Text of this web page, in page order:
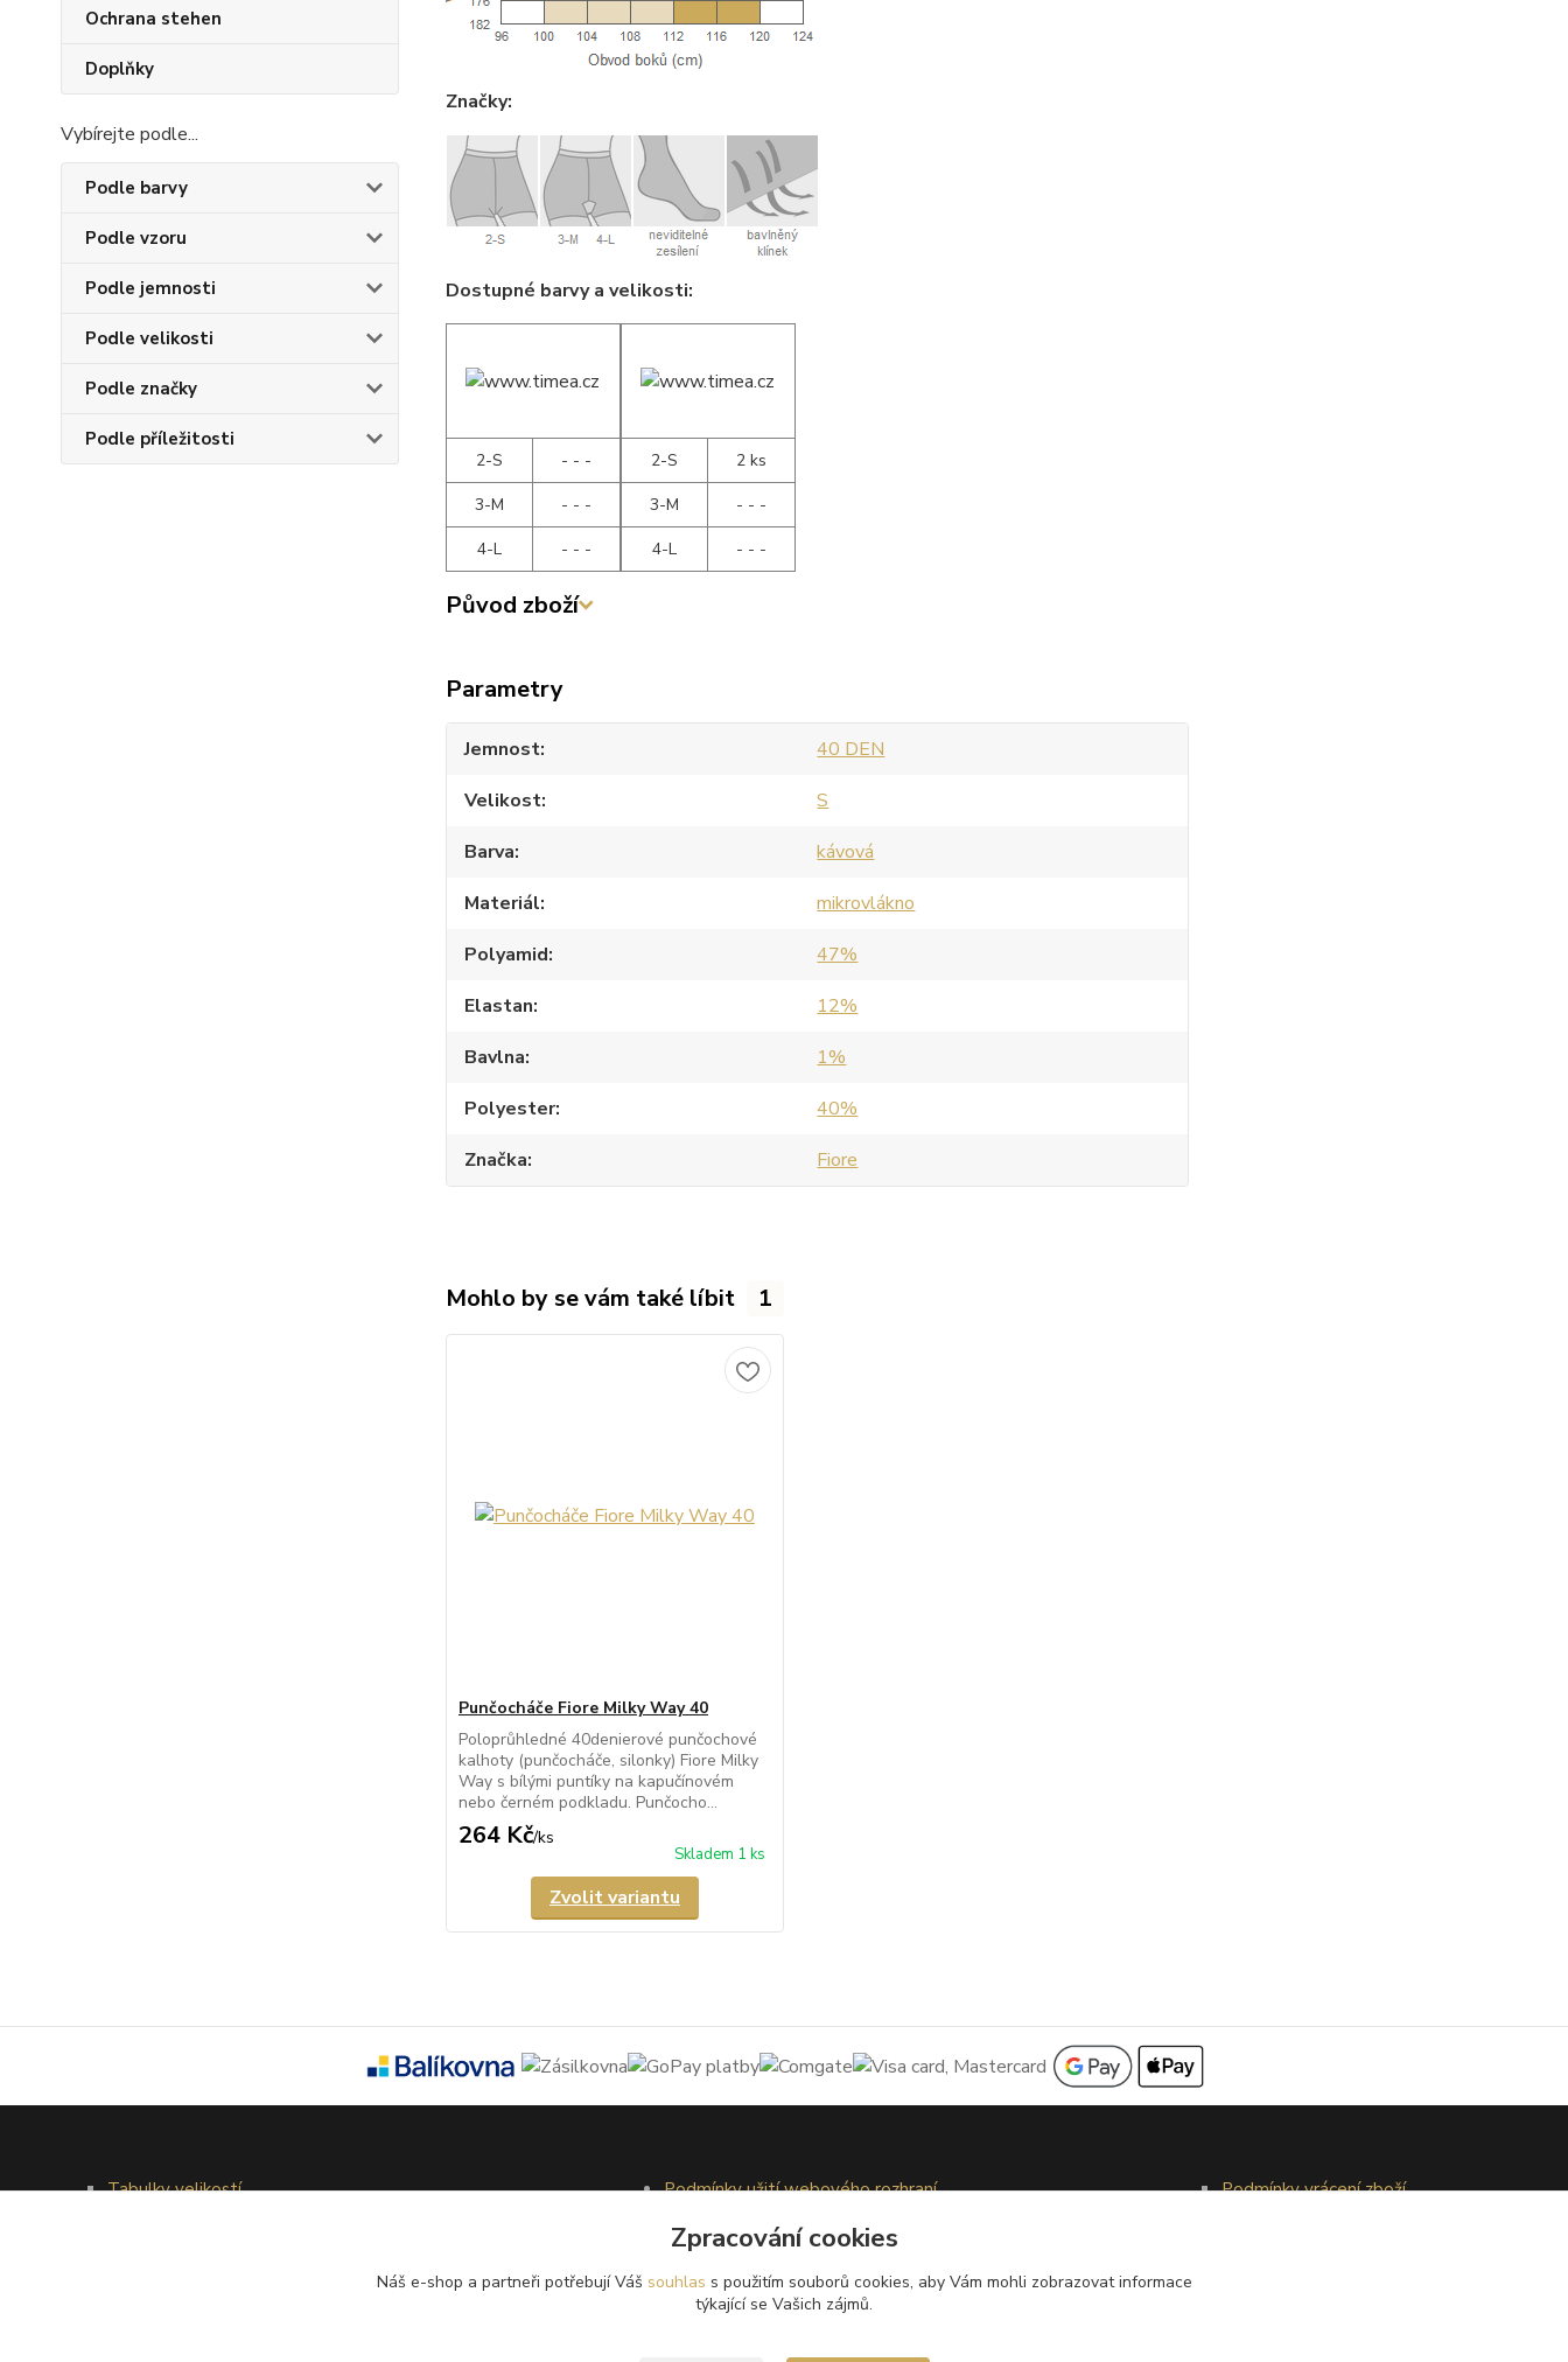
Ochrana stehen
Doplňky
Vybírejte podle...
Podle barvy
Podle vzoru
Podle jemnosti
Podle velikosti
Podle značky
Podle příležitosti
Značky:
Dostupné barvy a velikosti:
2-S
- - -
3-M
- - -
4-L
- - -
2-S
2 ks
3-M
- - -
4-L
- - -
Původ zboží
Parametry
Jemnost
40 DEN
Velikost
S
Barva
kávová
Materiál
mikrovlákno
Polyamid
47%
Elastan
12%
Bavlna
1%
Polyester
40%
Značka
Fiore
Mohlo by se vám také líbit 1
Punčocháče Fiore Milky Way 40
Poloprůhledné 40denierové punčochové
kalhoty (punčocháče, silonky) Fiore Milky
Way s bílými puntíky na kapučínovém
nebo černém podkladu. Punčocho...
264 Kč/ks
Skladem 1 ks
Zvolit variantu
Tabulky velikostí
Podmínky užití webového rozhraní
Ochrana osobních údajů
Kontakty
Podmínky vrácení zboží
Zpracování cookies
Náš e-shop a partneři potřebují Váš souhlas s použitím souborů cookies, aby Vám mohli zobrazovat informace
týkající se Vašich zájmů.